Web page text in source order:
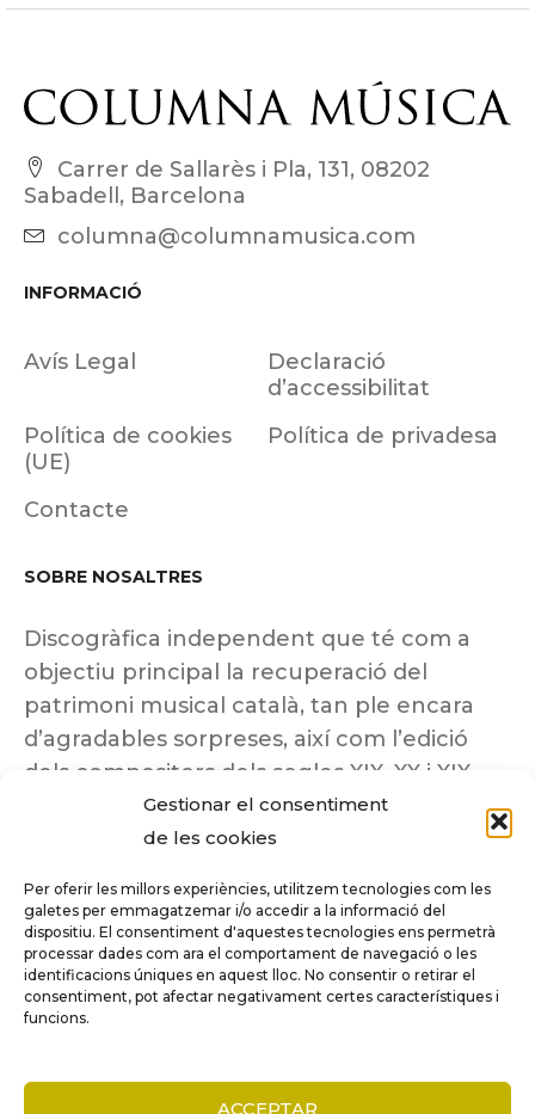
Gestionar el consentiment
de les cookies
Per oferir les millors experiències, utilitzem tecnologies com les
galetes per emmagatzemar i/o accedir a la informació del
dispositiu. El consentiment d'aquestes tecnologies ens permetrà
processar dades com ara el comportament de navegació o les
identificacions úniques en aquest lloc. No consentir o retirar el
consentiment, pot afectar negativament certes característiques i
funcions.
ACCEPTAR
Carrer de Sallarès i Pla, 131, 08202
Sabadell, Barcelona
columna@columnamusica.com
INFORMACIÓ
Avís Legal
Declaració
d’accessibilitat
Política de cookies
(UE)
Política de privadesa
Contacte
SOBRE NOSALTRES
Discogràfica independent que té com a
objectiu principal la recuperació del
patrimoni musical català, tan ple encara
d’agradables sorpreses, així com l’edició
dels compositors dels segles XIX, XX i XIX
insuficientment coneguts.
Tots els drets reservats a ©Columna
Música.
COMPARE (0)